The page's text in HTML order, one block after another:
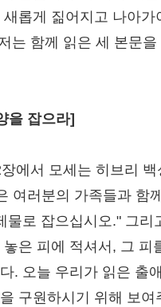
롭게 짊어지고 나아
는 함께 읽은 세 본문
을 잡으라]
에서 모세는 히브리
여러분의 가족들과 함
물로 잡으십시오." 그
놓은 피에 적셔서, 그
. 오늘 우리가 읽은 출
구원하시기 위해 보